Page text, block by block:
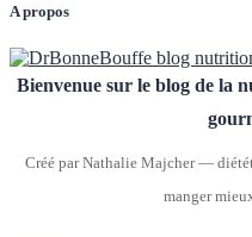
A propos
Bienvenue sur le blog de la
Créé par Nathalie Majcher —
manger